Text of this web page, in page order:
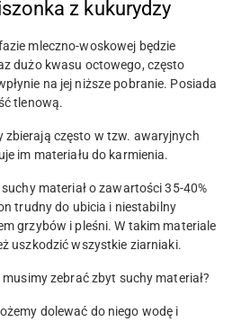
z kukurydzy
mleczno-woskowej będzie
dużo kwasu octowego, często
na jej niższe pobranie. Posiada
tlenową.
zbierają często w tzw. awaryjnych
im materiału do karmienia.
materiał o zawartości 35-40%
trudny do ubicia i niestabilny
grzybów i pleśni. W takim materiale
uszkodzić wszystkie ziarniaki.
zebrać zbyt suchy materiał?
dolewać do niego wodę i